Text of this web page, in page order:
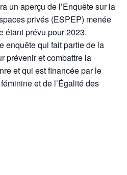
un aperçu de l’Enquête sur la
privés (ESPEP) menée
étant prévu pour 2023.
enquête qui fait partie de la
prévenir et combattre la
et qui est financée par le
et de l’Égalité des